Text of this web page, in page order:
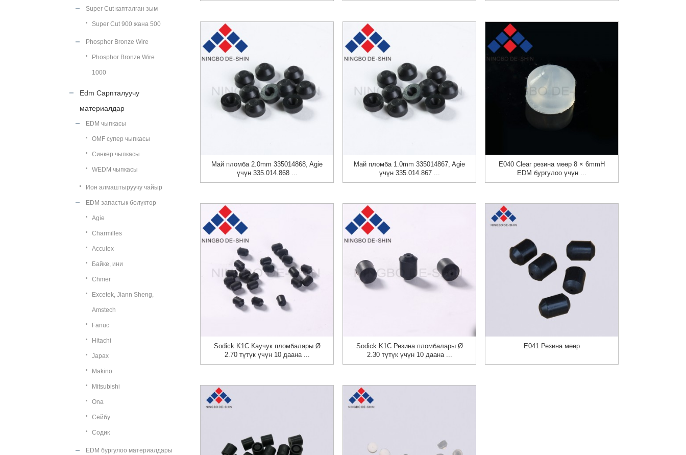
Super Cut капталган зым
Super Cut 900 жана 500
Phosphor Bronze Wire
Phosphor Bronze Wire
1000
Edm Сарпталуучу
материалдар
EDM чыпкасы
OMF супер чыпкасы
Синкер чыпкасы
WEDM чыпкасы
Ион алмаштыруучу чайыр
EDM запастык бөлүктөр
Agie
Charmilles
Accutex
Байке, ини
Chmer
Excetek, Jiann Sheng,
Amstech
Fanuc
Hitachi
Japax
Makino
Mitsubishi
Ona
Сейбу
Содик
EDM бургулоо материалдары
Май пломба 2.0mm 335014868, Agie
үчүн 335.014.868 ...
Май пломба 1.0mm 335014867, Agie
үчүн 335.014.867 ...
E040 Clear резина мөөр 8 × 6mmH
EDM бургулоо үчүн ...
Sodick K1C Каучук пломбалары Ø
2.70 түтүк үчүн 10 даана ...
Sodick K1C Резина пломбалары Ø
2.30 түтүк үчүн 10 даана ...
E041 Резина мөөр